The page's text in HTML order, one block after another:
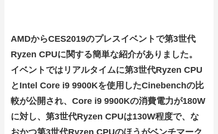
AMDからCES2019のプレスイベントで第3世代
Ryzen CPUに関する簡単な紹介がありました。
イベントではリアルタイムに第3世代Ryzen CPU
とIntel Core i9 9900Kを使用したCinebenchの比
較が公開され、Core i9 9900Kの消費電力が180W
に対し、第3世代Ryzen CPUは130W程度で、な
おかつ第3世代Ryzen CPUのほうがベンチマーク